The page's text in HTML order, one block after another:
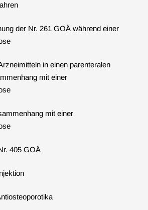
der Nr. 261 GOÄ während einer
in einen parenteralen
mit einer
mit einer
405 GOÄ